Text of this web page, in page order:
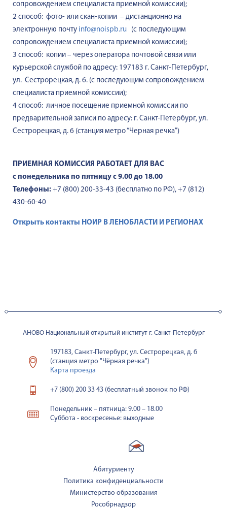
сопровождением специалиста приемной комиссии);
2 способ: фото- или скан-копии – дистанционно на
электронную почту info@noispb.ru (с последующим
сопровождением специалиста приемной комиссии);
3 способ: копии – через оператора почтовой связи или
курьерской службой по адресу: 197183 г. Санкт-Петербург,
ул. Сестрорецкая, д. 6. (с последующим сопровождением
специалиста приемной комиссии);
4 способ: личное посещение приемной комиссии по
предварительной записи по адресу: г. Санкт-Петербург, ул.
Сестрорецкая, д. 6 (станция метро “Черная речка”)
ПРИЕМНАЯ КОМИССИЯ РАБОТАЕТ ДЛЯ ВАС
с понедельника по пятницу с 9.00 до 18.00
Телефоны: +7 (800) 200-33-43 (бесплатно по РФ), +7 (812)
430-60-40
Открыть контакты НОИР В ЛЕНОБЛАСТИ И РЕГИОНАХ
АНОВО Национальный открытый институт г. Санкт-Петербург
197183, Санкт-Петербург, ул. Сестрорецкая, д. 6
(станция метро "Чёрная речка")
Карта проезда
+7 (800) 200 33 43 (бесплатный звонок по РФ)
Понедельник – пятница: 9.00 – 18.00
Суббота - воскресенье: выходные
Абитуриенту
Политика конфиденциальности
Министерство образования
Рособрнадзор